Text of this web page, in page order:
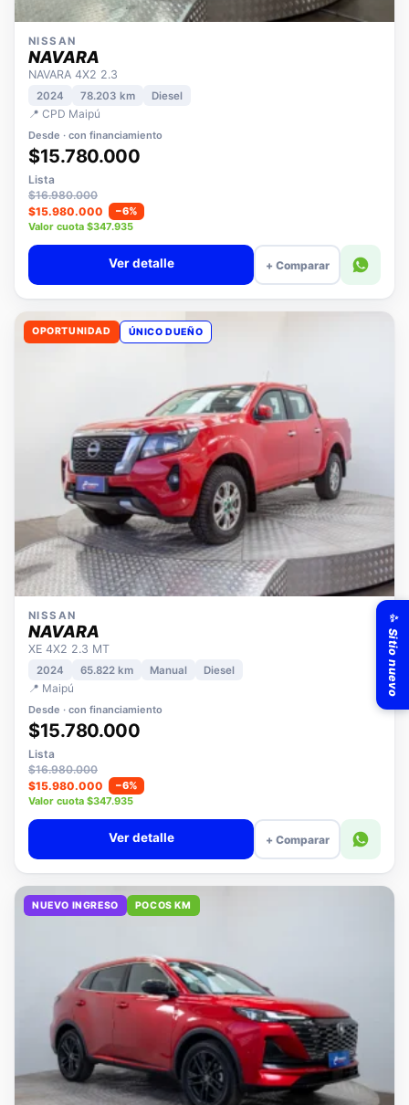
NISSAN
NAVARA
NAVARA 4X2 2.3
2024 78.203 km
📍 CPD Maipú
Desde · con financiamiento
$15.780.000
Lista
$16.980.000
$15.980.000
−6%
Valor cuota $347.935
+ Comparar
OPORTUNIDAD
NISSAN
NAVARA
XE 4X2 2.3 MT
2024
📍 Maipú
Desde · con financiamiento
$15.780.000
Lista
$16.980.000
$15.980.000
−6%
Valor cuota $347.935
+ Comparar
✨ Sitio nuevo